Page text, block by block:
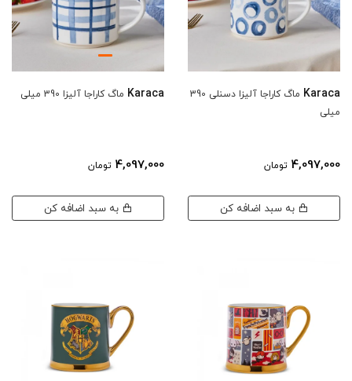
Karaca
ماگ کاراجا آلیزا دسنلی 390
میلی
4,097,000 تومان
Karaca ماگ کاراجا آلیزا 390 میلی
4,097,000 تومان